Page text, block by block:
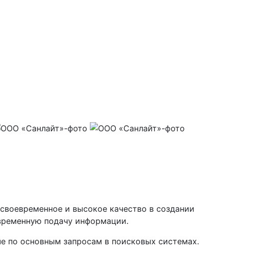
и высокое качество в создании
подачу информации.
по основным запросам в поисковых системах.